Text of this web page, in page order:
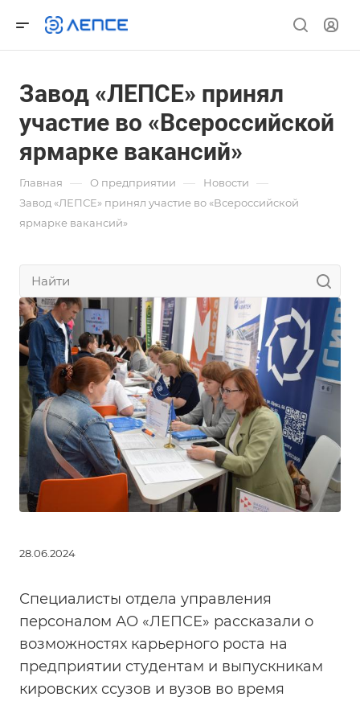
Завод «ЛЕПСЕ» принял
участие во «Всероссийской
ярмарке вакансий»
Главная — О предприятии — Новости —
Завод «ЛЕПСЕ» принял участие во «Всероссийской
ярмарке вакансий»
28.06.2024
Специалисты отдела управления
персоналом АО «ЛЕПСЕ» рассказали о
возможностях карьерного роста на
предприятии студентам и выпускникам
кировских ссузов и вузов во время